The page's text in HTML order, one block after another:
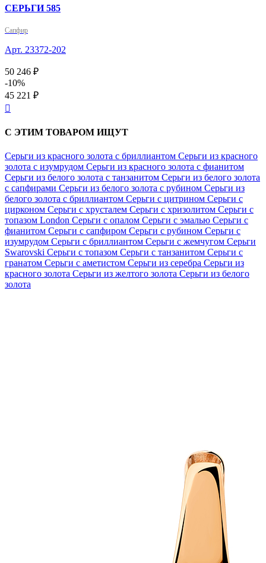
СЕРЬГИ 585
Сапфир
Арт. 23372-202
50 246 ₽
-10%
45 221 ₽

С ЭТИМ ТОВАРОМ ИЩУТ
Серьги из красного золота с бриллиантом Серьги из красного
золота с изумрудом Серьги из красного золота с фианитом
Серьги из белого золота с танзанитом Серьги из белого золота
с сапфирами Серьги из белого золота с рубином Серьги из
белого золота с бриллиантом Серьги с цитрином Серьги с
цирконом Серьги с хрусталем Серьги с хризолитом Серьги с
топазом London Серьги с опалом Серьги с эмалью Серьги с
фианитом Серьги с сапфиром Серьги с рубином Серьги с
изумрудом Серьги с бриллиантом Серьги с жемчугом Серьги
Swarovski Серьги с топазом Серьги с танзанитом Серьги с
гранатом Серьги с аметистом Серьги из серебра Серьги из
красного золота Серьги из желтого золота Серьги из белого
золота